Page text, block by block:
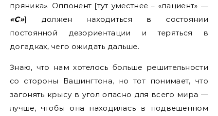
пряника». Оппонент [тут уместнее – «пациент» —
«С»] должен находиться в состоянии
постоянной дезориентации и теряться в
догадках, чего ожидать дальше.
Знаю, что нам хотелось больше решительности
со стороны Вашингтона, но тот понимает, что
загонять крысу в угол опасно для всего мира —
лучше, чтобы она находилась в подвешенном